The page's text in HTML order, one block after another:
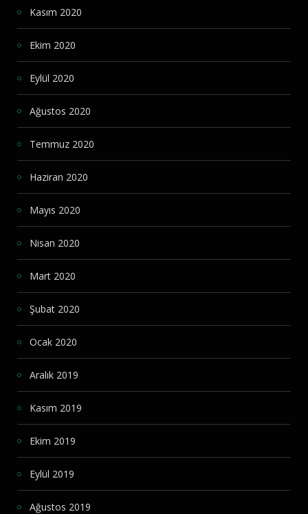
Kasım 2020
Ekim 2020
Eylül 2020
Ağustos 2020
Temmuz 2020
Haziran 2020
Mayıs 2020
Nisan 2020
Mart 2020
Şubat 2020
Ocak 2020
Aralık 2019
Kasım 2019
Ekim 2019
Eylül 2019
Ağustos 2019